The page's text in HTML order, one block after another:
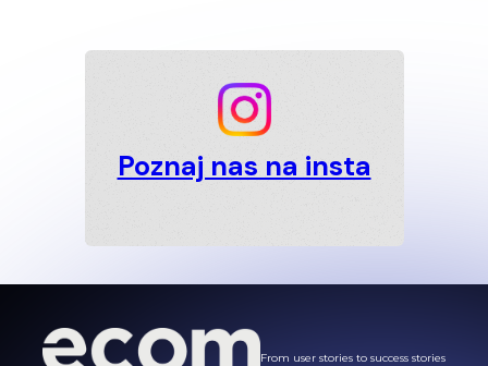
Poznaj nas na insta
From user stories to success stories